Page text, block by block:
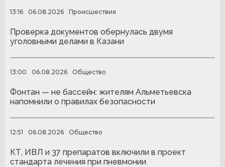
13:16 06.08.2026 Происшествия
Проверка документов обернулась двумя
уголовными делами в Казани
13:00 06.08.2026 Общество
Фонтан — не бассейн: жителям Альметьевска
напомнили о правилах безопасности
12:51 06.08.2026 Общество
КТ, ИВЛ и 37 препаратов включили в проект
стандарта лечения при пневмонии